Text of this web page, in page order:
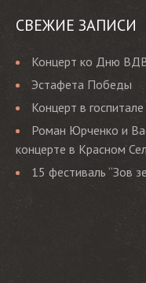
СВЕЖИЕ ЗАПИСИ
Концерт ко Дню
Эстафета Победы
Концерт в
Роман Юрченко и
концерте в Красном
15 фестиваль “Зов